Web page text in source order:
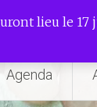
lieu le
Agenda